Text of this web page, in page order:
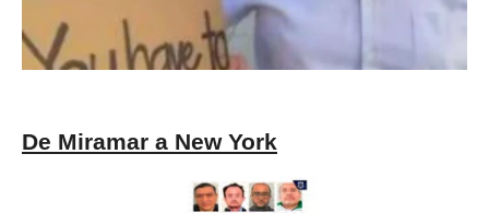
De Miramar a New York